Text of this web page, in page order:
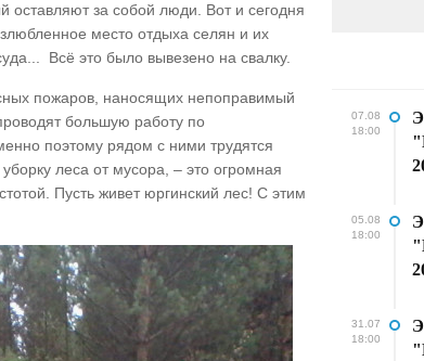
оставляют за собой люди. Вот и сегодня
место отдыха селян и их
Всё это было вывезено на свалку.
пожаров, наносящих непоправимый
большую работу по
поэтому рядом с ними трудятся
леса от мусора, – это огромная
Пусть живет юргинский лес! С этим
07.08
18:00
05.08
18:00
31.07
18:00